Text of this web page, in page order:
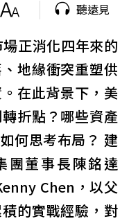
聽遠見
正消化四年來的
地緣衝突重塑供
在此背景下，美
折點？哪些資產
何思考布局？ 建
團董事長陳銘達
Chen，以父
的實戰經驗，對